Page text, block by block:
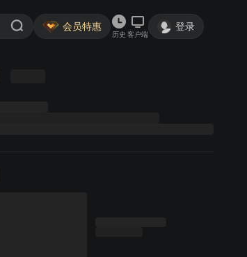
会员特惠
历史 客户端
登录